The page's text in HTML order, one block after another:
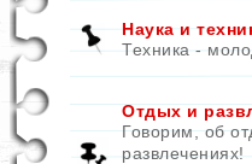
Наука и
Техника -
Отдых и
Говорим, об
развлечениях!